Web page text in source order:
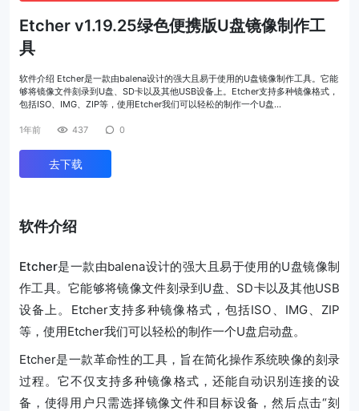
Etcher v1.19.25绿色便携版U盘镜像制作工
具
软件介绍 Etcher是一款由balena设计的强大且易于使用的U盘镜像制作工具。它能
够将镜像文件刻录到U盘、SD卡以及其他USB设备上。Etcher支持多种镜像格式，
包括ISO、IMG、ZIP等，使用Etcher我们可以轻松的制作一个U盘…
1年前 437 0
去下载
软件介绍
Etcher是一款由balena设计的强大且易于使用的U盘镜像制
作工具。它能够将镜像文件刻录到U盘、SD卡以及其他USB
设备上。Etcher支持多种镜像格式，包括ISO、IMG、ZIP
等，使用Etcher我们可以轻松的制作一个U盘启动盘。
Etcher是一款革命性的工具，旨在简化操作系统映像的刻录
过程。它不仅支持多种镜像格式，还能自动识别连接的设
备，使得用户只需选择镜像文件和目标设备，然后点击“刻